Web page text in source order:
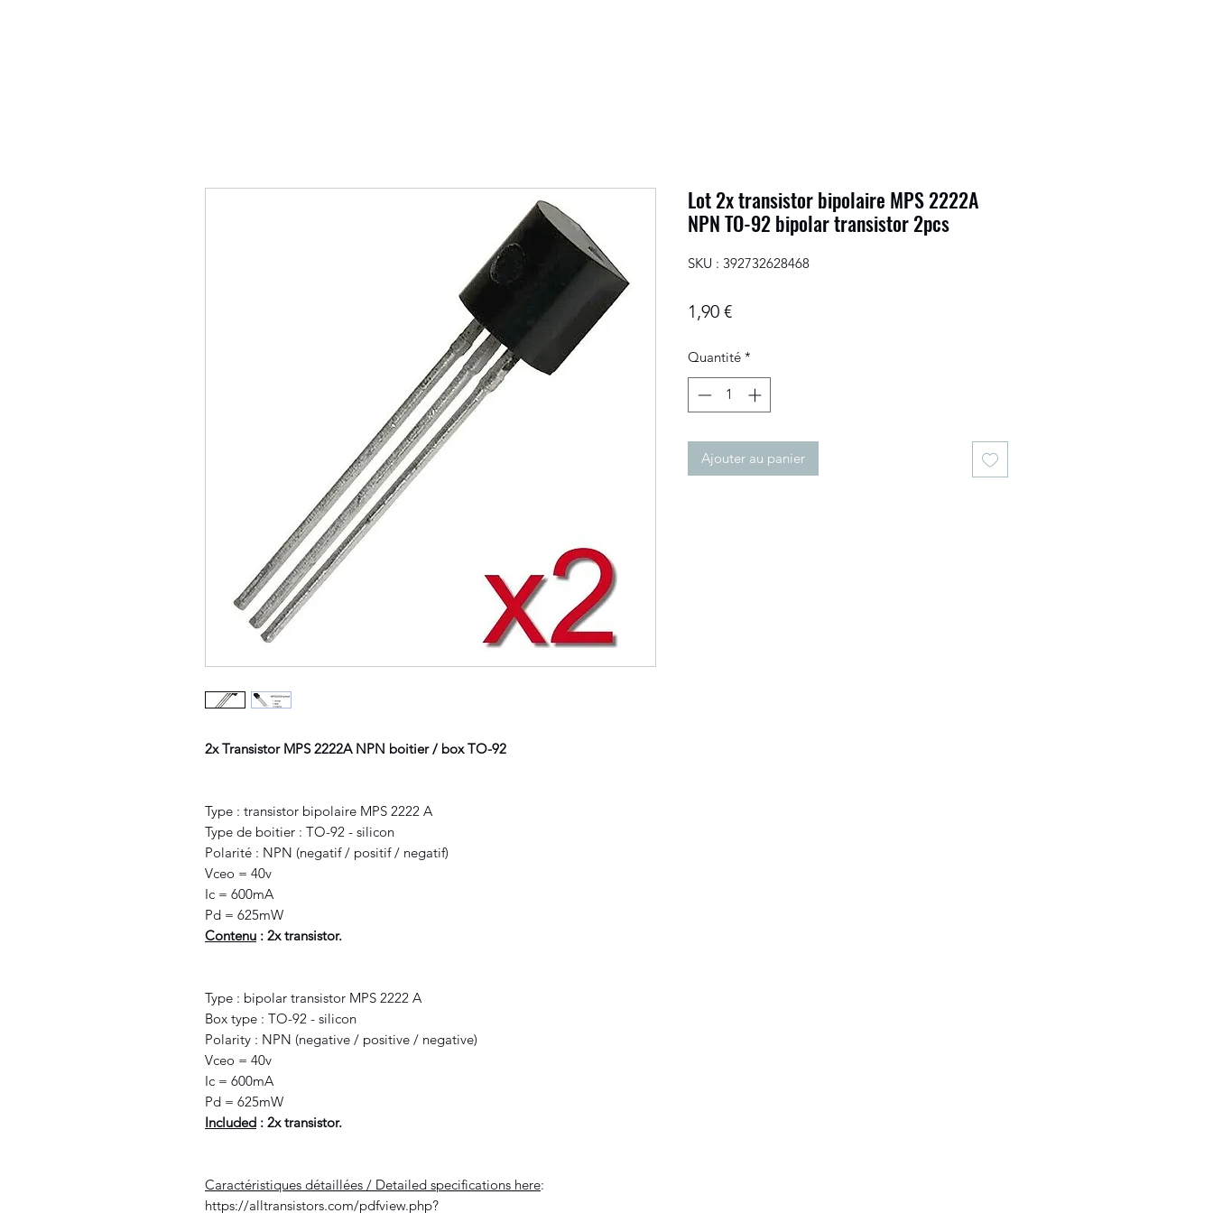
2x Transistor MPS 2222A NPN boitier / box TO-92
Type : transistor bipolaire MPS 2222 A
Type de boitier : TO-92 - silicon
Polarité : NPN (negatif / positif / negatif)
Vceo = 40v
Ic = 600mA
Pd = 625mW
Contenu : 2x transistor.
Type : bipolar transistor MPS 2222 A
Box type : TO-92 - silicon
Polarity : NPN (negative / positive / negative)
Vceo = 40v
Ic = 600mA
Pd = 625mW
Included : 2x transistor.
Caractéristiques détaillées / Detailed specifications here:
https://alltransistors.com/pdfview.php?
Lot 2x transistor bipolaire MPS 2222A
NPN TO-92 bipolar transistor 2pcs
SKU : 392732628468
1,90 €Prix
Quantité *
Ajouter au panier